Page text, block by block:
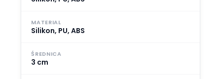
MATERIAL
Silikon, PU, ABS
ŚREDNICA
3 cm